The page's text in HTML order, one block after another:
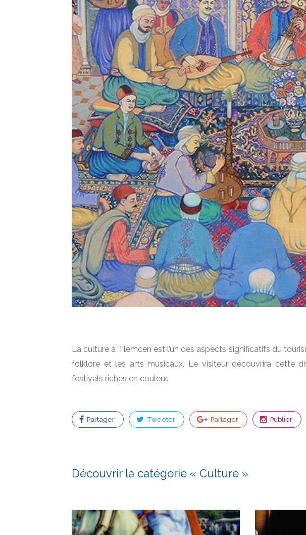
La culture à Tlemcen est l’un des aspects significatifs du
folklore et les arts musicaux. Le visiteur découvrira cette
festivals riches en couleur.
Partager Tweeter Partager Publier
Découvrir la catégorie « Culture »